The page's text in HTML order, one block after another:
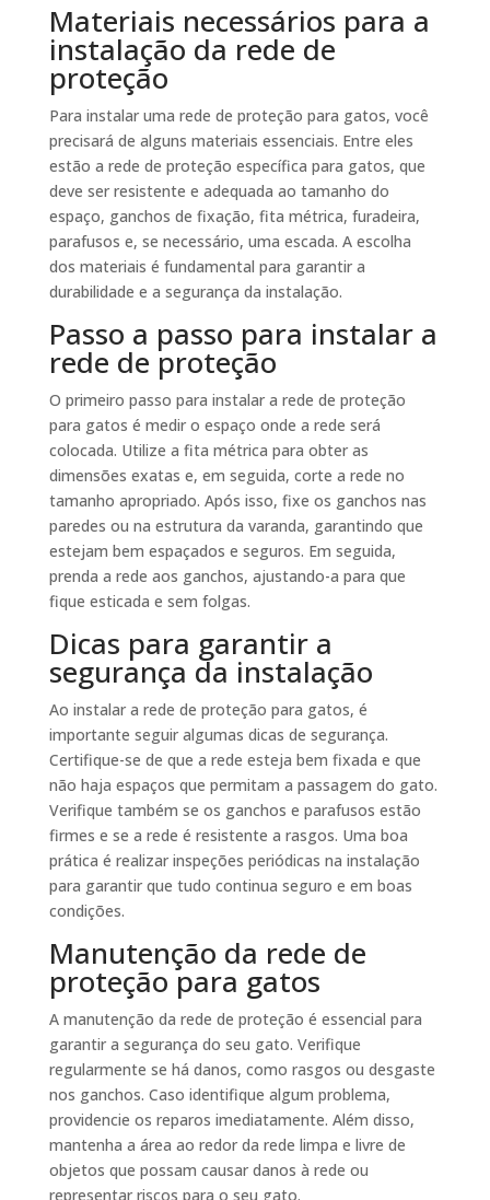
Materiais necessários para a
instalação da rede de
proteção
Para instalar uma rede de proteção para gatos, você
precisará de alguns materiais essenciais. Entre eles
estão a rede de proteção específica para gatos, que
deve ser resistente e adequada ao tamanho do
espaço, ganchos de fixação, fita métrica, furadeira,
parafusos e, se necessário, uma escada. A escolha
dos materiais é fundamental para garantir a
durabilidade e a segurança da instalação.
Passo a passo para instalar a
rede de proteção
O primeiro passo para instalar a rede de proteção
para gatos é medir o espaço onde a rede será
colocada. Utilize a fita métrica para obter as
dimensões exatas e, em seguida, corte a rede no
tamanho apropriado. Após isso, fixe os ganchos nas
paredes ou na estrutura da varanda, garantindo que
estejam bem espaçados e seguros. Em seguida,
prenda a rede aos ganchos, ajustando-a para que
fique esticada e sem folgas.
Dicas para garantir a
segurança da instalação
Ao instalar a rede de proteção para gatos, é
importante seguir algumas dicas de segurança.
Certifique-se de que a rede esteja bem fixada e que
não haja espaços que permitam a passagem do gato.
Verifique também se os ganchos e parafusos estão
firmes e se a rede é resistente a rasgos. Uma boa
prática é realizar inspeções periódicas na instalação
para garantir que tudo continua seguro e em boas
condições.
Manutenção da rede de
proteção para gatos
A manutenção da rede de proteção é essencial para
garantir a segurança do seu gato. Verifique
regularmente se há danos, como rasgos ou desgaste
nos ganchos. Caso identifique algum problema,
providencie os reparos imediatamente. Além disso,
mantenha a área ao redor da rede limpa e livre de
objetos que possam causar danos à rede ou
representar riscos para o seu gato.